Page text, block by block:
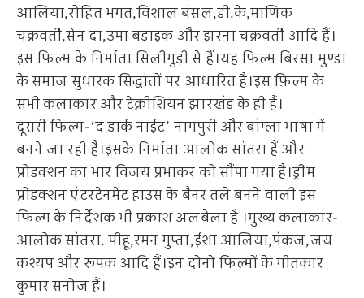
आलिया,रोहित भगत,विशाल बंसल,डी.के,माणिक
चक्रवर्ती,सेन दा,उमा बड़ाइक और झरना चक्रवर्ती आदि हैं।
इस फ़िल्म के निर्माता सिलीगुड़ी से हैं।यह फ़िल्म बिरसा मुण्डा
के समाज सुधारक सिद्धांतों पर आधारित है।इस फ़िल्म के
सभी कलाकार और टेक्नीशियन झारखंड के ही हैं।
दूसरी फिल्म-‘द डार्क नाईट’ नागपुरी और बांग्ला भाषा में
बनने जा रही है।इसके निर्माता आलोक सांतरा हैं और
प्रोडक्शन का भार विजय प्रभाकर को सौंपा गया है।ड्रीम
प्रोडक्शन एंटरटेनमेंट हाउस के बैनर तले बनने वाली इस
फ़िल्म के निर्देशक भी प्रकाश अलबेला है ।मुख्य कलाकार-
आलोक सांतरा. पीहू,रमन गुप्ता,ईशा आलिया,पंकज,जय
कश्यप और रूपक आदि हैं।इन दोनों फिल्मों के गीतकार
कुमार सनोज हैं।